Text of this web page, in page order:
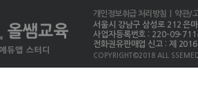
개인정보취급 처리방침
| 약관/
서울시 강남구 삼성로 212 은
사업자등록번호 : 220-09-
전화권유판매업 신고 : 제
COPYRIGHT©2018 ALL